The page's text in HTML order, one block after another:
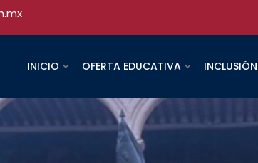
INICIO OFERTA EDUCATIVA INCLUSIÓN